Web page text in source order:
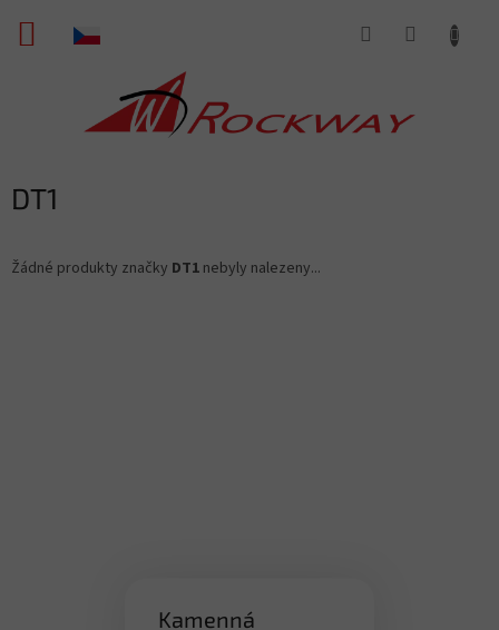
obsah
NÁKUPNÍ
DT1
Žádné produkty značky DT1 nebyly nalezeny...
Kamenná